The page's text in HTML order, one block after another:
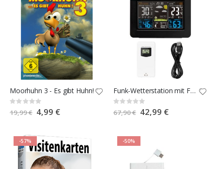
Moorhuhn 3 - Es gibt Huhn!
Rating:
0%
19,99 € Special
Price
4,99 €
Funk-Wetterstation mit Farbdisplay
Rating:
0%
67,90 € Special
Price
42,99 €
-57% -50%